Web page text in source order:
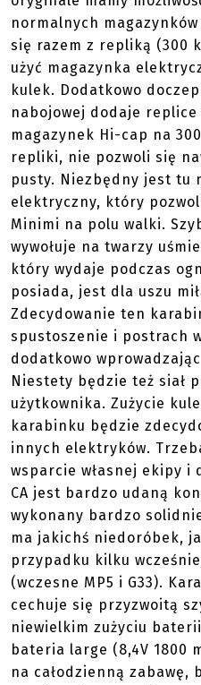
normalnych
się razem z repliką (300
użyć magazynka
kulek. Dodatkowo
nabojowej dodaje
magazynek Hi-cap na
repliki, nie pozwoli się
pusty. Niezbędny jest tu
elektryczny, który
Minimi na polu walki.
wywołuje na twarzy
który wydaje podczas
posiada, jest dla uszu
Zdecydowanie ten
spustoszenie i postrach
dodatkowo
Niestety będzie też siał
użytkownika. Zużycie
karabinku będzie
innych elektryków.
wsparcie własnej ekipy i
CA jest bardzo udaną
wykonany bardzo
ma jakichś niedoróbek,
przypadku kilku
(wczesne MP5 i G33).
cechuje się przyzwoitą
niewielkim zużyciu
bateria large (8,4V 1800
na całodzienną zabawę,